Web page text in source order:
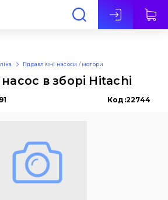
Гідравлічні насоси / мотори
насос в зборі Hitachi
Код:22744